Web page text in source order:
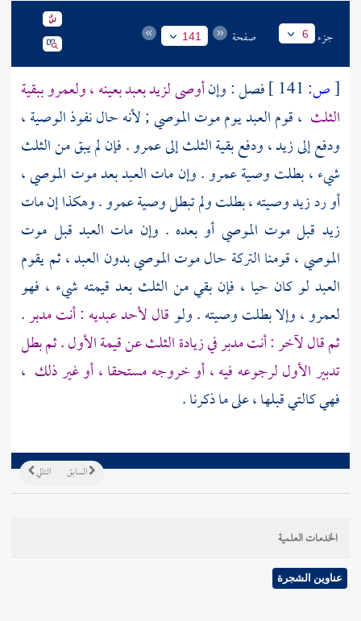
جزء 6 صفحة 141
[ص: فصل : وإنأوصى لزيد بعبد بعينه ، ولعمرو ببقية
الثلث ، قوم العبد يوم موت الموصي ; لأنه حال نفوذ الوصية ،
ودفع إلى زيد ، ودفع بقية الثلث إلىعمرو. فإن لم يبق من الثلث
شيء ، بطلت وصية عمرو . وإن مات العبد بعد موت الموصي ،
أو رد زيد وصيته ، بطلت ولم تبطل وصية عمرو . وهكذا إن مات
زيد قبل موت الموصي أو بعده . وإن مات العبد قبل موت
الموصي ، قومنا التركة حال موت الموصي بدون العبد ، ثم يقوم
العبد لو كان حيا ، فإن بقي من الثلث بعد قيمته شيء ، فهو
لعمرو ، وإلا بطلت وصيته . ولوقال لأحد عبديه : أنت مدبر .
ثم قال لآخر : أنت مدبر في زيادة الثلث عن قيمة الأول . ثم بطل
تدبير الأول لرجوعه فيه ، أو خروجه مستحقا ، أو غير ذلك ،
فهي كالتي قبلها ، على ما ذكرنا .
التالي السابق
الخدمات العلمية
عناوين الشجرة